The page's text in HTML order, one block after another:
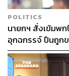
POLITICS
นายกฯ สั่งเข้มพก
อุกฉกรรจ์ ปืนถูก